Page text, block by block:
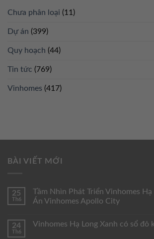
Chưa phân loại (11)
Dự án (399)
Quy hoạch (44)
Tin tức (769)
Vinhomes (417)
BÀI VIẾT MỚI
25
Th6
Tầm Nhìn Phát Triển Vinhomes
Án Vinhomes Apollo City
24
Th6
Vinhomes Hạ Long Xanh có sổ đỏ